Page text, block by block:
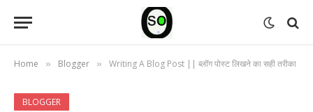
Home » Blogger » Writing A Blog Post || ब्लॉग पोस्ट लिखने का सही तरीका
BLOGGER